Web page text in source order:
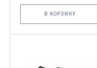
В КОРЗИНУ